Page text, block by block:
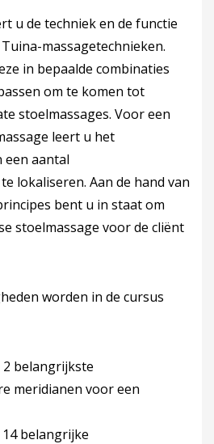
u de techniek en de functie
massagetechnieken.
in bepaalde combinaties
om te komen tot
stoelmassages. Voor een
leert u het
een aantal
lokaliseren. Aan de hand van
bent u in staat om
stoelmassage voor de cliënt
worden in de cursus
belangrijkste
meridianen voor een
belangrijke